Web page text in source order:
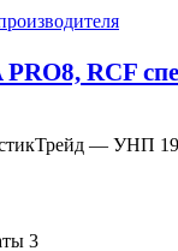
RCF
— УНП